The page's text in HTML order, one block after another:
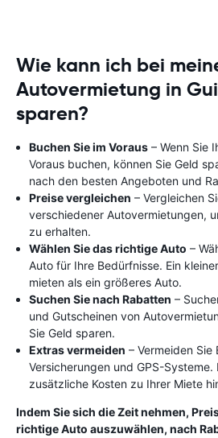
Wie kann ich bei
Autovermietung in
sparen?
Buchen Sie im Voraus – Wenn Sie
Voraus buchen, können Sie Geld
nach den besten Angeboten und
Preise vergleichen – Vergleichen
verschiedener Autovermietungen,
zu erhalten.
Wählen Sie das richtige Auto –
Auto für Ihre Bedürfnisse. Ein
mieten als ein größeres Auto.
Suchen Sie nach Rabatten –
und Gutscheinen von
Sie Geld sparen.
Extras vermeiden – Vermeiden Sie
Versicherungen und GPS-
zusätzliche Kosten zu Ihrer Miete
Indem Sie sich die Zeit nehmen,
richtige Auto auszuwählen, nach